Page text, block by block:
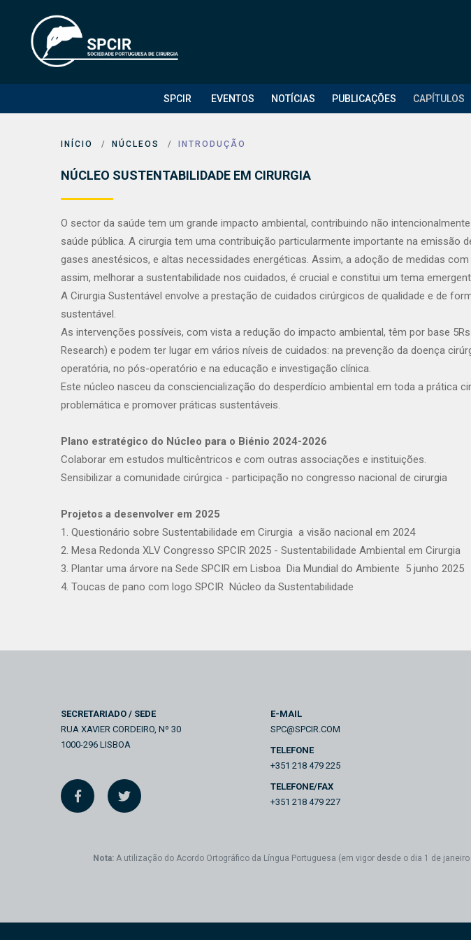
SPCIR EVENTOS NOTÍCIAS PUBLICAÇÕES CAPÍTULOS
INÍCIO NÚCLEOS INTRODUÇÃO
NÚCLEO SUSTENTABILIDADE EM CIRURGIA
O sector da saúde tem um grande impacto ambiental, contribuindo não
saúde pública. A cirurgia tem uma contribuição particularmente importante na emissão
gases anestésicos, e altas necessidades energéticas. Assim, a adoção de medidas
assim, melhorar a sustentabilidade nos cuidados, é crucial e constitui um tema
A Cirurgia Sustentável envolve a prestação de cuidados cirúrgicos de qualidade e de
sustentável.
As intervenções possíveis, com vista a redução do impacto ambiental, têm por base 5Rs
Research) e podem ter lugar em vários níveis de cuidados: na prevenção da doença
operatória, no pós-operatório e na educação e investigação clínica.
Este núcleo nasceu da consciencialização do desperdício ambiental em toda a prática
problemática e promover práticas sustentáveis.
Plano estratégico do Núcleo para o Biénio 2024-2026
Colaborar em estudos multicêntricos e com outras associações e instituições.
Sensibilizar a comunidade cirúrgica - participação no congresso nacional de cirurgia
Projetos a desenvolver em 2025
1. Questionário sobre Sustentabilidade em Cirurgia  a visão nacional em 2024
2. Mesa Redonda XLV Congresso SPCIR 2025 - Sustentabilidade Ambiental em Cirurgia
3. Plantar uma árvore na Sede SPCIR em Lisboa  Dia Mundial do Ambiente  5 junho 2025
4. Toucas de pano com logo SPCIR  Núcleo da Sustentabilidade
SECRETARIADO / SEDE
RUA XAVIER CORDEIRO, Nº 30
1000-296 LISBOA
E-MAIL
SPC@SPCIR.COM
TELEFONE
+351 218 479 225
TELEFONE/FAX
+351 218 479 227
Nota: A utilização do Acordo Ortográfico da Língua Portuguesa (em vigor desde o dia 1 de